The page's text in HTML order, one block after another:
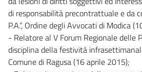
di responsabilità precontrattuale e da
P.A.”, Ordine degli Avvocati di Modica
- Relatore al V Forum Regionale delle
disciplina della festività
Comune di Ragusa (16 aprile 2015);